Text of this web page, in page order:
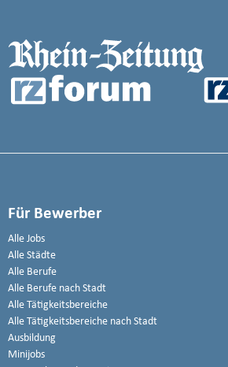
Für Bewerber
Alle Jobs
Alle Städte
Alle Berufe
Alle Berufe nach Stadt
Alle Tätigkeitsbereiche
Alle Tätigkeitsbereiche nach Stadt
Ausbildung
Minijobs